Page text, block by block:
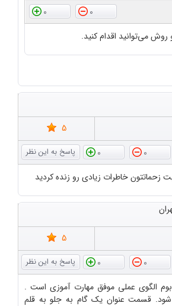
0
0
روش می‌توانید اقدام کنید.
5
0
0
زحماتتون خاطرات زیادی رو زنده کردید
5
0
0
بوم الگوی عملی موفق مهارت آموزی است .
قسمت عنوان یک گام به جلو به قلم